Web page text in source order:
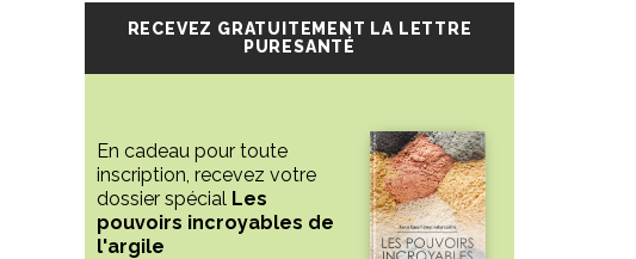
RECEVEZ GRATUITEMENT LA LETTRE
PURESANTÉ
En cadeau pour toute
inscription, recevez votre
dossier spécial Les
pouvoirs incroyables de
l'argile